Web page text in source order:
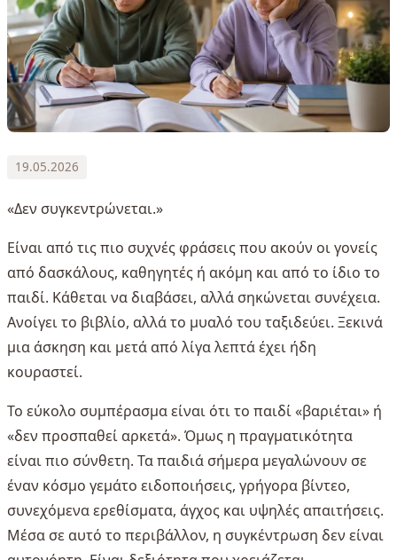
19.05.2026
«Δεν συγκεντρώνεται.»
Είναι από τις πιο συχνές φράσεις που ακούν οι γονείς
από δασκάλους, καθηγητές ή ακόμη και από το ίδιο το
παιδί. Κάθεται να διαβάσει, αλλά σηκώνεται συνέχεια.
Ανοίγει το βιβλίο, αλλά το μυαλό του ταξιδεύει. Ξεκινά
μια άσκηση και μετά από λίγα λεπτά έχει ήδη
κουραστεί.
Το εύκολο συμπέρασμα είναι ότι το παιδί «βαριέται» ή
«δεν προσπαθεί αρκετά». Όμως η πραγματικότητα
είναι πιο σύνθετη. Τα παιδιά σήμερα μεγαλώνουν σε
έναν κόσμο γεμάτο ειδοποιήσεις, γρήγορα βίντεο,
συνεχόμενα ερεθίσματα, άγχος και υψηλές απαιτήσεις.
Μέσα σε αυτό το περιβάλλον, η συγκέντρωση δεν είναι